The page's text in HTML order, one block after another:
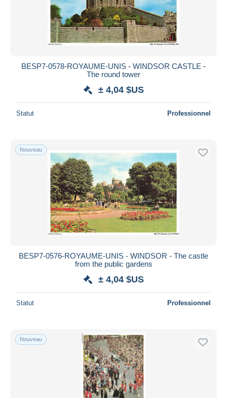
BESP7-0578-ROYAUME-UNIS - WINDSOR CASTLE -
The round tower
± 4,04 $US
Statut Professionnel
Nouveau
BESP7-0576-ROYAUME-UNIS - WINDSOR - The castle
from the public gardens
± 4,04 $US
Statut Professionnel
Nouveau